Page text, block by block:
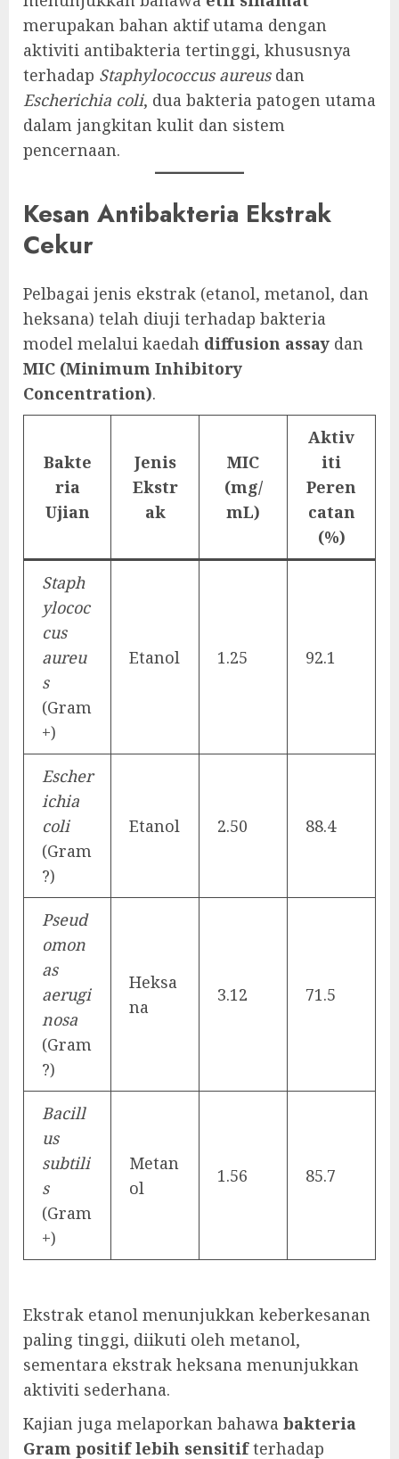
merupakan bahan aktif utama dengan
aktiviti antibakteria tertinggi, khususnya
terhadap Staphylococcus aureusdan
Escherichia coli, dua bakteria patogen utama
dalam jangkitan kulit dan sistem
pencernaan.
Kesan Antibakteria Ekstrak
Cekur
Pelbagai jenis ekstrak (etanol, metanol, dan
heksana) telah diuji terhadap bakteria
model melalui kaedah diffusion assay dan
MIC (Minimum Inhibitory
Concentration).
Bakte
ria
Ujian
Jenis
Ekstr
ak
MIC
(mg/
mL)
Aktiv
iti
Peren
catan
(%)
Staph
ylococ
cus
aureu
s
(Gram
+)
Etanol 1.25 92.1
Escher
ichia
coli
(Gram
?)
Etanol 2.50 88.4
Pseud
omon
as
aerugi
nosa
(Gram
?)
Heksa
na
3.12 71.5
Bacill
us
subtili
s
(Gram
+)
Metan
ol
1.56 85.7
Ekstrak etanol menunjukkan keberkesanan
paling tinggi, diikuti oleh metanol,
sementara ekstrak heksana menunjukkan
aktiviti sederhana.
Kajian juga melaporkan bahawa bakteria
Gram positif lebih sensitifterhadap